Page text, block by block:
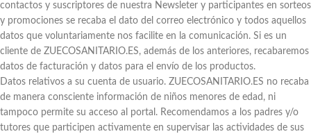
contactos y suscriptores de nuestra Newsleter y participantes en sorteos
y promociones se recaba el dato del correo electrónico y todos aquellos
datos que voluntariamente nos facilite en la comunicación. Si es un
cliente de ZUECOSANITARIO.ES, además de los anteriores, recabaremos
datos de facturación y datos para el envío de los productos.
Datos relativos a su cuenta de usuario. ZUECOSANITARIO.ES no recaba
de manera consciente información de niños menores de edad, ni
tampoco permite su acceso al portal. Recomendamos a los padres y/o
tutores que participen activamente en supervisar las actividades de sus